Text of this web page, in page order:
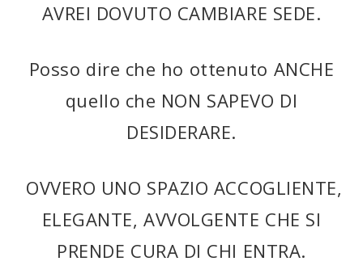
AVREI DOVUTO CAMBIARE SEDE.
Posso dire che ho ottenuto ANCHE
quello che NON SAPEVO DI
DESIDERARE.
OVVERO UNO SPAZIO ACCOGLIENTE,
ELEGANTE, AVVOLGENTE CHE SI
PRENDE CURA DI CHI ENTRA.